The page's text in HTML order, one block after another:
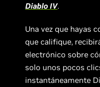
Diablo IV.
Una vez que hayas
que califique,
electrónico sobre
solo unos pocos
instantáneamente